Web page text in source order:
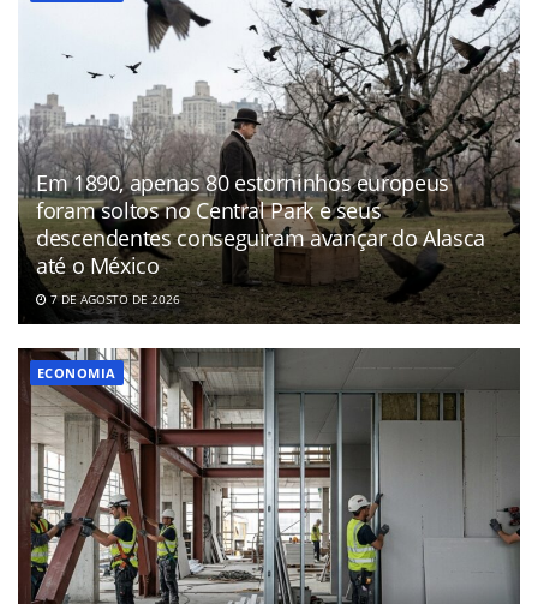
Em 1890, apenas 80 estorninhos europeus
foram soltos no Central Park e seus
descendentes conseguiram avançar do Alasca
até o México
7 DE AGOSTO DE 2026
ECONOMIA